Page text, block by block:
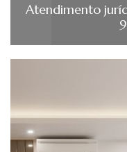
Atendimento